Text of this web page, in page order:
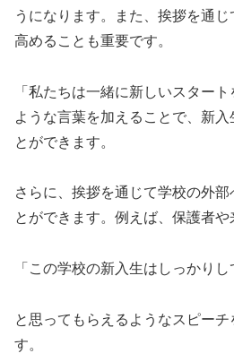
うになります。また、挨拶を通
高めることも重要です。
「私たちは一緒に新しいスター
ような言葉を加えることで、新
とができます。
さらに、挨拶を通じて学校の外
とができます。例えば、保護者
「この学校の新入生はしっかりし
と思ってもらえるようなスピー
す。